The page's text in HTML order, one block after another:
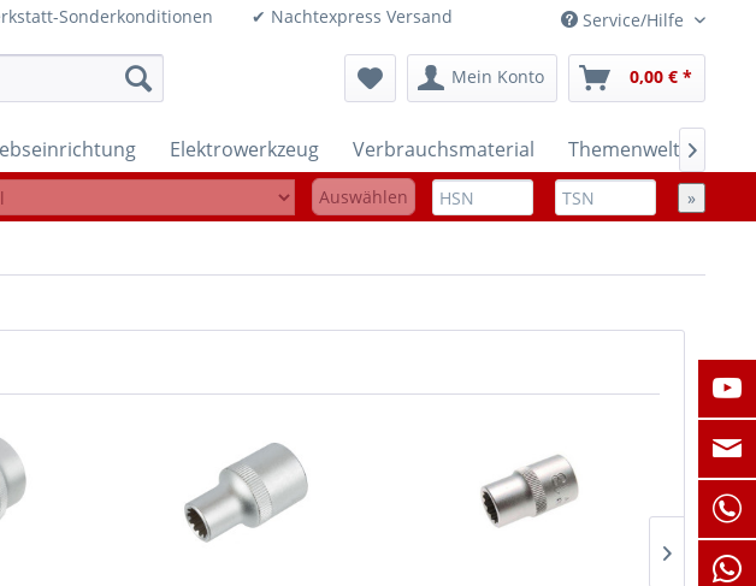
Sonderkonditionen ✔ Nachtexpress Versand Service/Hilfe
Mein Konto 0,00 € *
Elektrowerkzeug Verbrauchsmaterial Themenwelten

Auswählen »